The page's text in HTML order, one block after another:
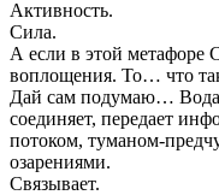
Активность.
Сила.
А если в этой метафоре
воплощения. То… что
Дай сам подумаю… Вода
соединяет, передает
потоком, туманом-
озарениями.
Связывает.